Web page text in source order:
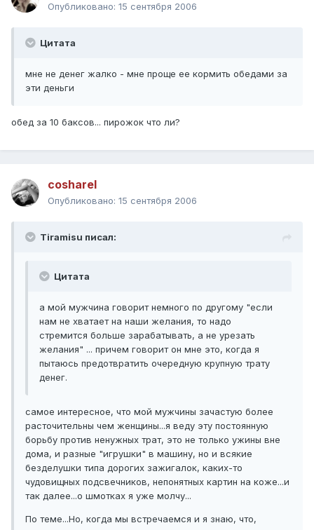
Опубликовано: 15 сентября 2006
Цитата
мне не денег жалко - мне проще ее кормить обедами за
эти деньги
обед за 10 баксов... пирожок что ли?
cosharel
Опубликовано: 15 сентября 2006
Tiramisu писал:
Цитата
а мой мужчина говорит немного по другому "если
нам не хватает на наши желания, то надо
стремится больше зарабатывать, а не урезать
желания" ... причем говорит он мне это, когда я
пытаюсь предотвратить очередную крупную трату
денег.
самое интересное, что мой мужчины зачастую более
расточительны чем женщины...я веду эту постоянную
борьбу против ненужных трат, это не только ужины вне
дома, и разные "игрушки" в машину, но и всякие
безделушки типа дорогих зажигалок, каких-то
чудовищных подсвечников, непонятных картин на коже...и
так далее...о шмотках я уже молчу...
По теме...Но, когда мы встречаемся и я знаю, что,